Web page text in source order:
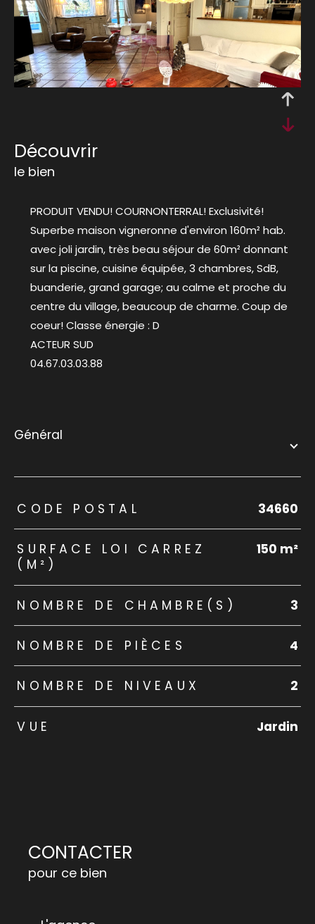
découvrir
le bien
PRODUIT VENDU! COURNONTERRAL! Exclusivité!
Superbe maison vigneronne d'environ 160m² hab.
avec joli jardin, très beau séjour de 60m² donnant
sur la piscine, cuisine équipée, 3 chambres, SdB,
buanderie, grand garage; au calme et proche du
centre du village, beaucoup de charme. Coup de
coeur! Classe énergie : D
ACTEUR SUD
04.67.03.03.88
général
TRAD_ZEPHYR_Caracteristique TRAD_ZEPHYR_Valeurs
CODE POSTAL 34660
SURFACE LOI CARREZ
(M²)
150 m²
NOMBRE DE CHAMBRE(S) 3
NOMBRE DE PIÈCES 4
NOMBRE DE NIVEAUX 2
VUE Jardin
CONTACTER
pour ce bien